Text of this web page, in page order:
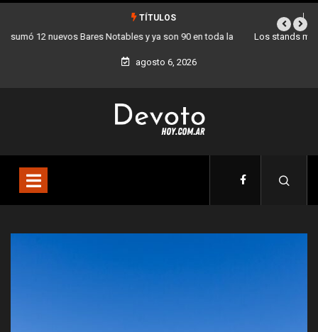
TÍTULOS
Los stands móviles de la Ciudad llegan esta semana a Villa Devoto
agosto 6, 2026